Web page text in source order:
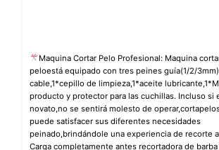
Maquina Cortar Pelo Profesional: Maquina
peloestá equipado con tres peines guía(1/2/
cable,1*cepillo de limpieza,1*aceite
producto y protector para las cuchillas. Incluso si
novato,no se sentirá molesto de
puede satisfacer sus diferentes necesidades
peinado,brindándole una experiencia de recorte
Carga completamente antes recortadora de